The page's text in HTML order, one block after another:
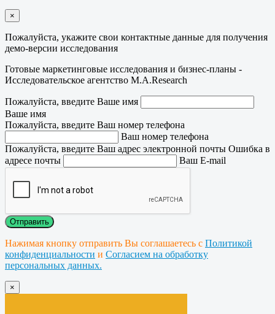
×
Пожалуйста, укажите свои контактные данные для получения
демо-версии исследования
Готовые маркетинговые исследования и бизнес-планы -
Исследовательское агентство M.A.Research
Пожалуйста, введите Ваше имя
Ваше имя
Пожалуйста, введите Ваш номер телефона
Ваш номер телефона
Пожалуйста, введите Ваш адрес электронной почты Ошибка в
адресе почты
Ваш E-mail
Нажимая кнопку отправить Вы соглашаетесь с Политикой
конфиденциальности и Согласием на обработку
персональных данных.
×